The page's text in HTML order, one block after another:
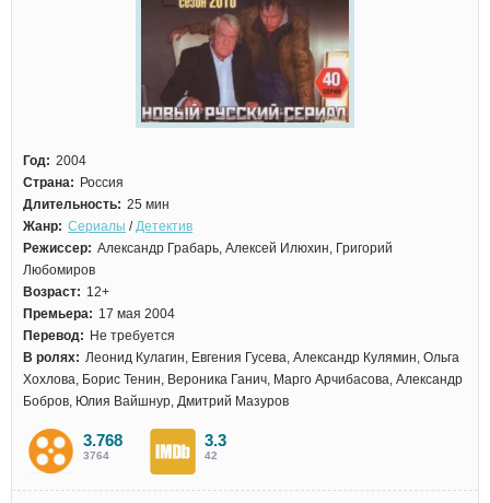
Год: 2004
Страна: Россия
Длительность: 25 мин
Жанр: Сериалы /Детектив
Режиссер: Александр Грабарь, Алексей Илюхин, Григорий
Любомиров
Возраст: 12+
Премьера: 17 мая 2004
Перевод: Не требуется
В ролях: Леонид Кулагин, Евгения Гусева, Александр Кулямин, Ольга
Хохлова, Борис Тенин, Вероника Ганич, Марго Арчибасова, Александр
Бобров, Юлия Вайшнур, Дмитрий Мазуров
3.768
3764
3.3
42